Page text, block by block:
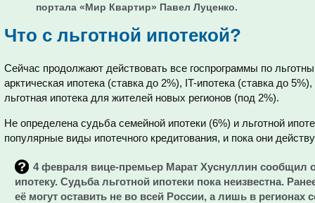
портала «Мир Квартир» Павел Луценко.
Что с льготной ипотекой?
Сейчас продолжают действовать все госпрограммы по
арктическая ипотека (ставка до 2%), IT-ипотека (ставка до
льготная ипотека для жителей новых регионов (под 2%).
Не определена судьба семейной ипотеки (6%) и льготной
популярные виды ипотечного кредитования, и пока они
4 февраля вице-премьер Марат Хуснуллин сообщил
ипотеку. Судьба льготной ипотеки пока неизвестна.
её могут оставить не во всей России, а лишь в